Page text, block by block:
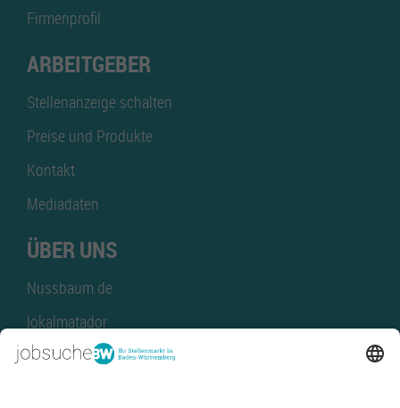
Firmenprofil
ARBEITGEBER
Stellenanzeige schalten
Preise und Produkte
Kontakt
Mediadaten
ÜBER UNS
Nussbaum.de
lokalmatador
kaufinBW